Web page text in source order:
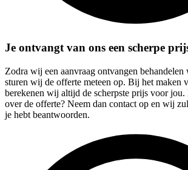
Je ontvangt van ons een scherpe
Zodra wij een aanvraag ontvangen behandelen
sturen wij de offerte meteen op. Bij het maken
berekenen wij altijd de scherpste prijs voor jou.
over de offerte? Neem dan contact op en wij
je hebt beantwoorden.